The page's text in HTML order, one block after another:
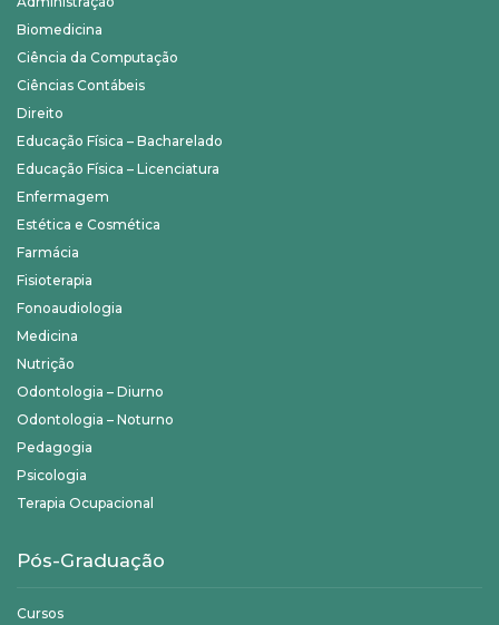
Biomedicina
Ciência da Computação
Ciências Contábeis
Direito
Educação Física – Bacharelado
Educação Física – Licenciatura
Enfermagem
Estética e Cosmética
Farmácia
Fisioterapia
Fonoaudiologia
Medicina
Nutrição
Odontologia – Diurno
Odontologia – Noturno
Pedagogia
Psicologia
Terapia Ocupacional
Pós-Graduação
Cursos